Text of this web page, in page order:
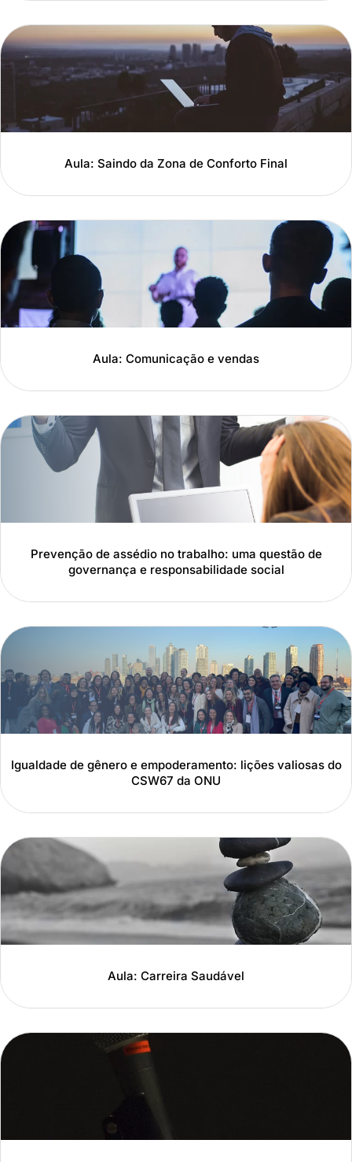
Aula: Saindo da Zona de Conforto Final
Aula: Comunicação e vendas
Prevenção de assédio no trabalho: uma questão de
governança e responsabilidade social
Igualdade de gênero e empoderamento: lições valiosas do
CSW67 da ONU
Aula: Carreira Saudável